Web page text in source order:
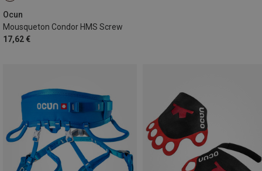
Ocun
Mousqueton Condor HMS Screw
17,62 €